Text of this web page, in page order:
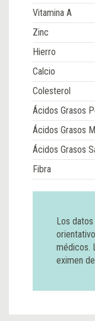
Vitamina A
Zinc
Hierro
Calcio
Colesterol
Ácidos Grasos
Ácidos Grasos
Ácidos Grasos
Fibra
Los
médicos.
eximen